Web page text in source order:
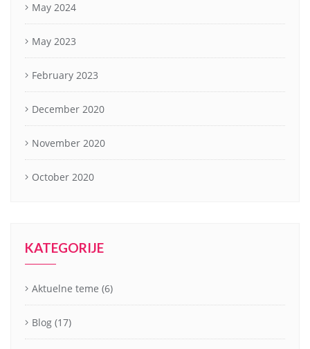
May 2024
May 2023
February 2023
December 2020
November 2020
October 2020
KATEGORIJE
Aktuelne teme (6)
Blog (17)